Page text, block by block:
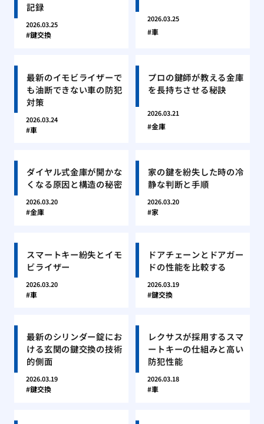
記録
2026.03.25
鍵交換
2026.03.25
車
最新のイモビライザーで
も油断できない車の防犯
対策
2026.03.24
車
プロの鍵師が教える金庫
を長持ちさせる秘訣
2026.03.21
金庫
ダイヤル式金庫が開かな
くなる原因と構造の秘密
2026.03.20
金庫
家の鍵を紛失した時の冷
静な判断と手順
2026.03.20
家
スマートキー紛失とイモ
ビライザー
2026.03.20
車
ドアチェーンとドアガー
ドの性能を比較する
2026.03.19
鍵交換
最新のシリンダー錠にお
ける玄関の鍵交換の技術
的側面
2026.03.19
鍵交換
レクサスが採用するスマ
ートキーの仕組みと高い
防犯性能
2026.03.18
車